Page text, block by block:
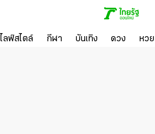
ไลฟ์สไตล์ กีฬา บันเทิง ดวง หวย